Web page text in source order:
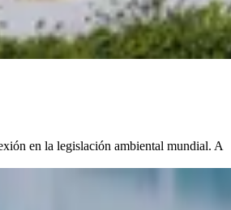
en la legislación ambiental mundial. A